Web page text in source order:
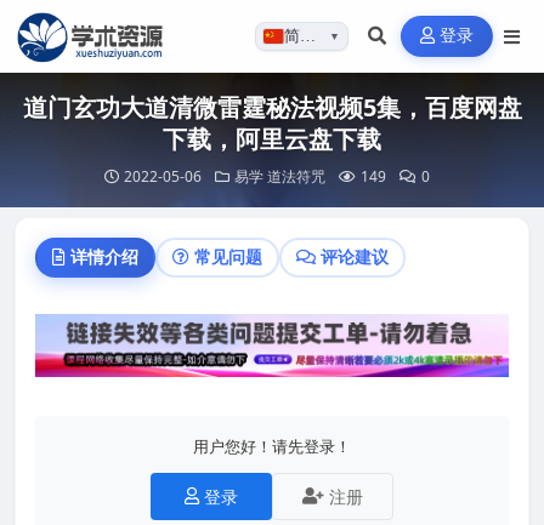
简体…▼ 登录
道门玄功大道清微雷霆秘法视频5集，百度网盘
下载，阿里云盘下载
2022-05-06 易学道法符咒 149 0
详情介绍 常见问题 评论建议
用户您好！请先登录！
登录 注册